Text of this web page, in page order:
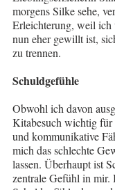
morgens Silke sehe,
Erleichterung, weil ich
nun eher gewillt ist,
zu trennen.
Schuldgefühle
Obwohl ich davon
Kitabesuch wichtig für
und kommunikative
mich das schlechte
lassen. Überhaupt ist
zentrale Gefühl in mir.